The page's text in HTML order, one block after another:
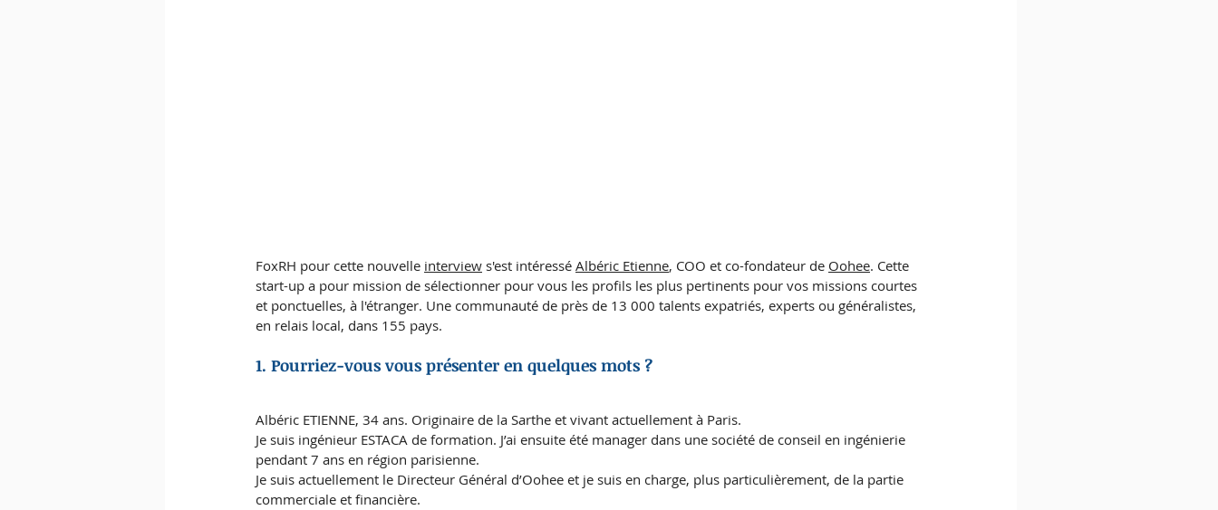
FoxRH pour cette nouvelle interview s'est intéressé Albéric Etienne, COO et co-fondateur de Oohee. Cette
start-up a pour mission de sélectionner pour vous les profils les plus pertinents pour vos missions courtes
et ponctuelles, à l'étranger. Une communauté de près de 13 000 talents expatriés, experts ou généralistes,
en relais local, dans 155 pays.
1. Pourriez-vous vous présenter en quelques mots ?
Albéric ETIENNE, 34 ans. Originaire de la Sarthe et vivant actuellement à Paris.
Je suis ingénieur ESTACA de formation. J’ai ensuite été manager dans une société de conseil en ingénierie
pendant 7 ans en région parisienne.
Je suis actuellement le Directeur Général d’Oohee et je suis en charge, plus particulièrement, de la partie
commerciale et financière.